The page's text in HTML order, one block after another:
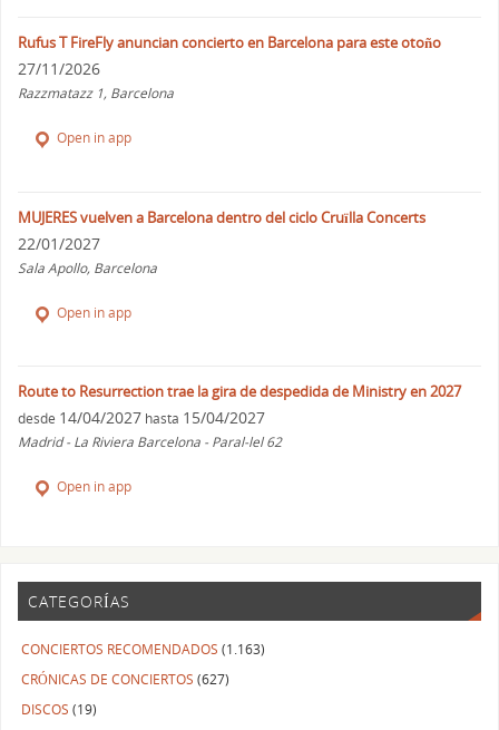
Rufus T FireFly anuncian concierto en Barcelona para este otoño
27/11/2026
Razzmatazz 1, Barcelona
Open in app
MUJERES vuelven a Barcelona dentro del ciclo Cruïlla Concerts
22/01/2027
Sala Apollo, Barcelona
Open in app
Route to Resurrection trae la gira de despedida de Ministry en 2027
desde 14/04/2027 hasta 15/04/2027
Madrid - La Riviera Barcelona - Paral-lel 62
Open in app
CATEGORÍAS
CONCIERTOS RECOMENDADOS (1.163)
CRÓNICAS DE CONCIERTOS (627)
DISCOS (19)